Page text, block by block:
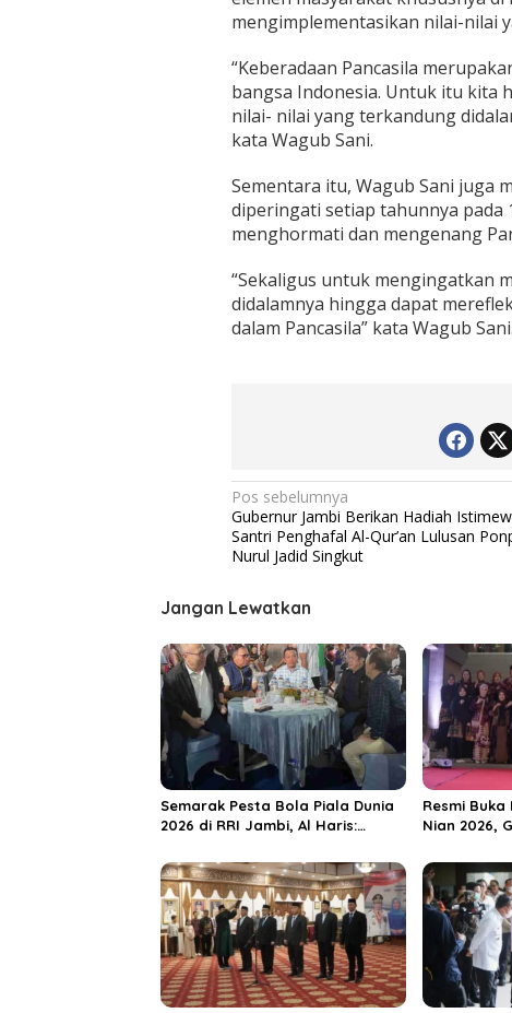
a
E
e
m
e
n
M
s
y
a
r
k
a
t
A
N
i
l
a
i
a
s
i
l
a
mengimplementasikan nilai-nilai
“Keberadaan Pancasila
bangsa Indonesia. Untuk itu kita
nilai- nilai yang terkandung
kata Wagub Sani.
Sementara itu, Wagub Sani juga
diperingati setiap tahunnya
menghormati dan mengenang
“Sekaligus untuk mengingatkan
didalamnya hingga dapat
dalam Pancasila” kata Wagub Sani.
N
a
v
i
g
a
s
i
p
o
s
Pos sebelumnya
Gubernur Jambi Berikan Hadiah
Santri Penghafal Al-Qur’an Lulusan
Nurul Jadid Singkut
Jangan Lewatkan
Semarak Pesta Bola Piala Dunia
2026 di RRI Jambi, Al Haris:
Rakyat
Resmi
Nian 2026,
Destinasi
Unggulan